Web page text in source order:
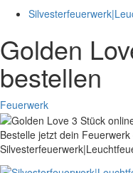
Golden
bestellen
Feuerwerk
Bestelle jetzt dein